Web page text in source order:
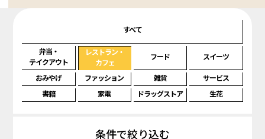
すべて
弁当・
テイクアウト
レストラン・
カフェ
フード スイーツ
おみやげ ファッション 雑貨
サービス
書籍
家電 ドラッグストア 生花
条件で絞り込む